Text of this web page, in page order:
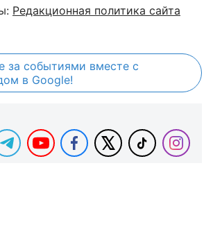
Редакционная политика сайта
за событиями вместе с
в Google!